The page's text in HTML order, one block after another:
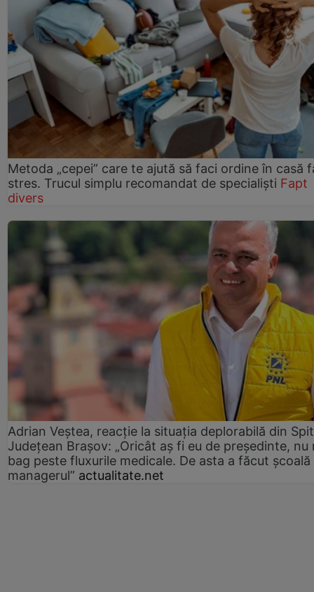
Metoda „cepei” care te ajută să faci ordine în casă
stres. Trucul simplu recomandat de specialiști Fapt
divers
Adrian Veștea, reacție la situația deplorabilă din
Județean Brașov: „Oricât aș fi eu de președinte, nu
bag peste fluxurile medicale. De asta a făcut școală
managerul” actualitate.net